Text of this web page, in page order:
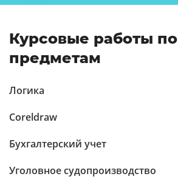
Курсовые работы по
предметам
Логика
Coreldraw
Бухгалтерский учет
Уголовное судопроизводство